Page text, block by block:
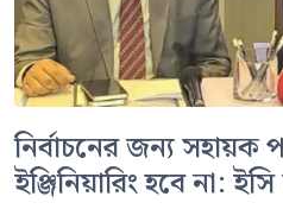
নির্বাচনের জন্য
ইঞ্জিনিয়ারিং হবে না: